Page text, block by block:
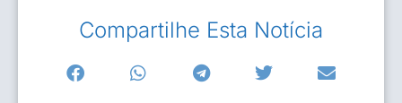
Compartilhe Esta Notícia